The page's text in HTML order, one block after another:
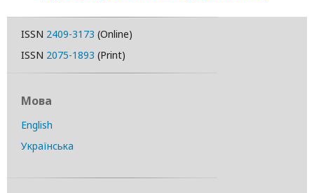
ISSN 2409-3173 (Online)
ISSN 2075-1893 (Print)
Мова
English
Українська